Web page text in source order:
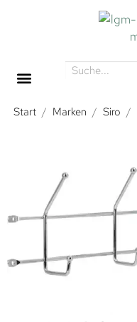
Start / Marken / Siro /